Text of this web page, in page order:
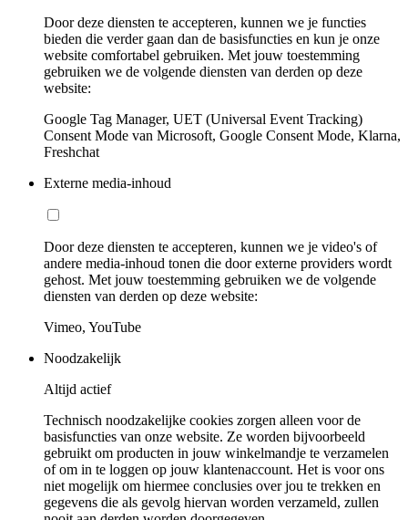
Door deze diensten te accepteren, kunnen we je functies
bieden die verder gaan dan de basisfuncties en kun je onze
website comfortabel gebruiken. Met jouw toestemming
gebruiken we de volgende diensten van derden op deze
website:
Google Tag Manager, UET (Universal Event Tracking)
Consent Mode van Microsoft, Google Consent Mode, Klarna,
Freshchat
Externe media-inhoud
Door deze diensten te accepteren, kunnen we je video's of
andere media-inhoud tonen die door externe providers wordt
gehost. Met jouw toestemming gebruiken we de volgende
diensten van derden op deze website:
Vimeo, YouTube
Noodzakelijk
Altijd actief
Technisch noodzakelijke cookies zorgen alleen voor de
basisfuncties van onze website. Ze worden bijvoorbeeld
gebruikt om producten in jouw winkelmandje te verzamelen
of om in te loggen op jouw klantenaccount. Het is voor ons
niet mogelijk om hiermee conclusies over jou te trekken en
gegevens die als gevolg hiervan worden verzameld, zullen